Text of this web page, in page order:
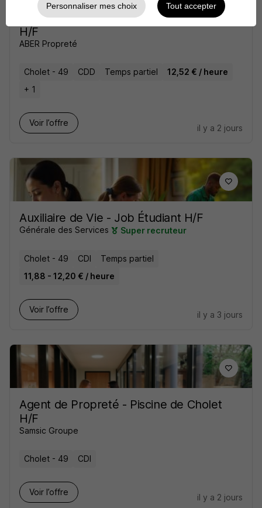
Agent de Propreté Période Estivale
H/F
ABER Propreté
Cholet - 49 CDD Temps partiel
12,52 € / heure
+ 1
Voir l’offre
il y a 2 jours
Auxiliaire de Vie - Job Étudiant H/F
Générale des Services Super recruteur
Cholet - 49 CDI
Temps partiel
11,88 - 12,20 € / heure
Voir l’offre
il y a 3 jours
Agent de Propreté - Piscine de Cholet
H/F
Samsic Groupe
Cholet - 49 CDI
Voir l’offre
il y a 2 jours
Personnaliser mes choix Tout accepter